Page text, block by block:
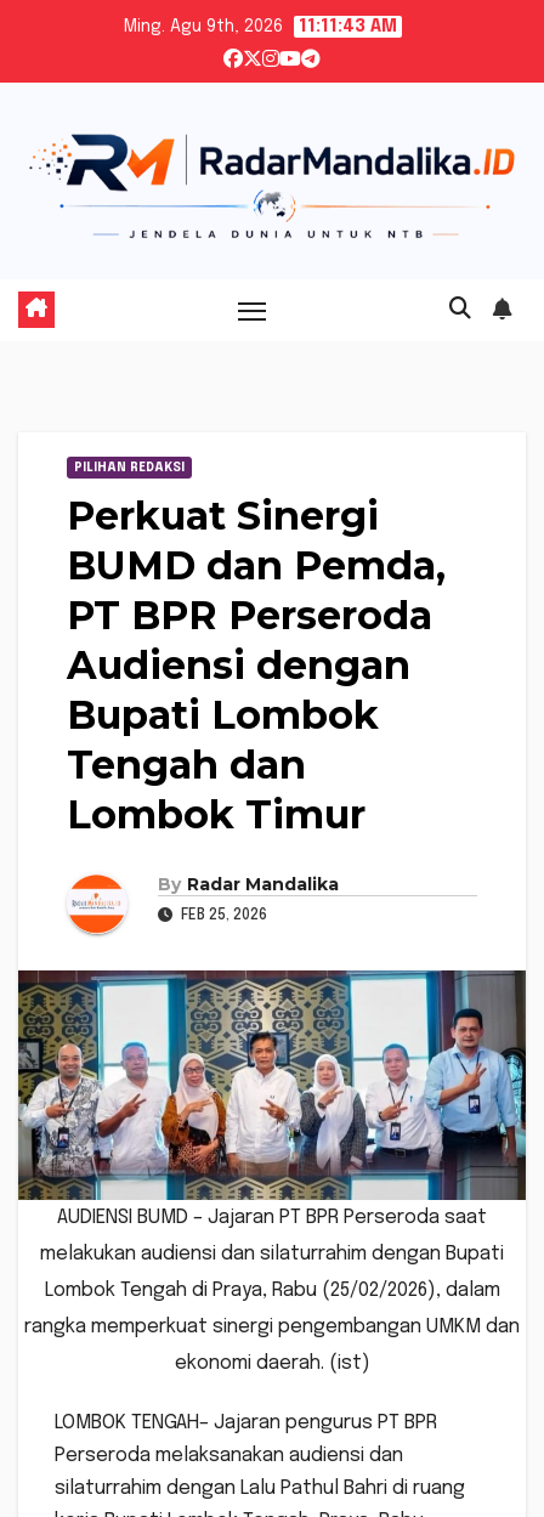
content
Ming. Agu 9th, 2026 11:11:44 AM
PILIHAN REDAKSI
Perkuat Sinergi
BUMD dan Pemda,
PT BPR Perseroda
Audiensi dengan
Bupati Lombok
Tengah dan
Lombok Timur
By Radar Mandalika
FEB 25, 2026
AUDIENSI BUMD – Jajaran PT BPR Perseroda saat
melakukan audiensi dan silaturrahim dengan Bupati
Lombok Tengah di Praya, Rabu (25/02/2026), dalam
rangka memperkuat sinergi pengembangan UMKM dan
ekonomi daerah. (ist)
LOMBOK TENGAH– Jajaran pengurus PT BPR
Perseroda melaksanakan audiensi dan
silaturrahim dengan Lalu Pathul Bahri di ruang